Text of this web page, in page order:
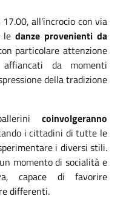
all'incrocio con via
le danze provenienti da
particolare attenzione
da momenti
della tradizione
coinvolgeranno
i cittadini di tutte le
i diversi stili.
momento di socialità e
capace di favorire
differenti.